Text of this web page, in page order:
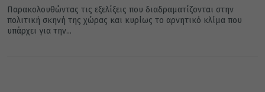
Παρακολουθώντας τις εξελίξεις που διαδραματίζονται στην
πολιτική σκηνή της χώρας και κυρίως το αρνητικό κλίμα που
υπάρχει για την...